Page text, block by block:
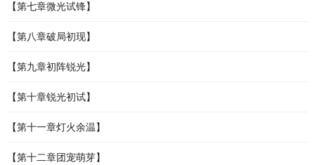
【第七章微光试锋】
【第八章破局初现】
【第九章初阵锐光】
【第十章锐光初试】
【第十一章灯火余温】
【第十二章团宠萌芽】